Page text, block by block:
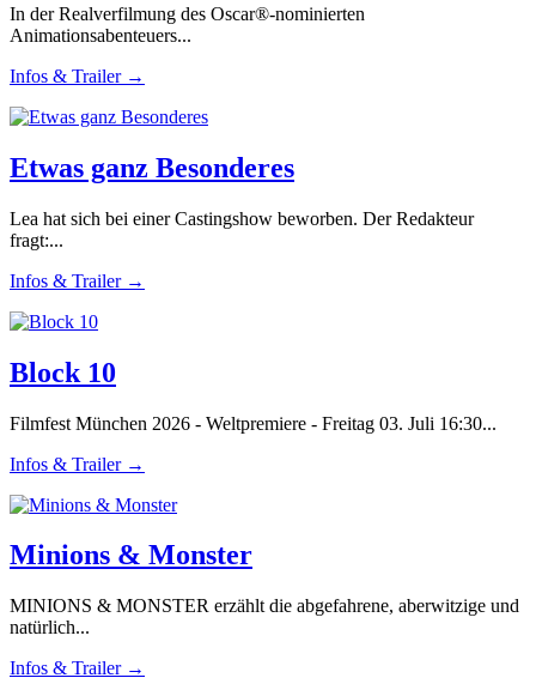
In der Realverfilmung des Oscar®-nominierten
Animationsabenteuers...
Infos & Trailer →
Etwas ganz Besonderes
Lea hat sich bei einer Castingshow beworben. Der Redakteur
fragt:...
Infos & Trailer →
Block 10
Filmfest München 2026 - Weltpremiere - Freitag 03. Juli 16:30...
Infos & Trailer →
Minions & Monster
MINIONS & MONSTER erzählt die abgefahrene, aberwitzige und
natürlich...
Infos & Trailer →